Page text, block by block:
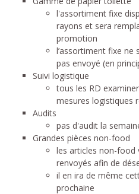
l'assortiment fixe
rayons et sera
promotion
l’assortiment fixe
pas envoyé (en
Suivi logistique
tous les RD
mesures logistiques
Audits
pas d'audit la
Grandes pièces non-food
les articles non-food
renvoyés afin de
il en ira de même
prochaine